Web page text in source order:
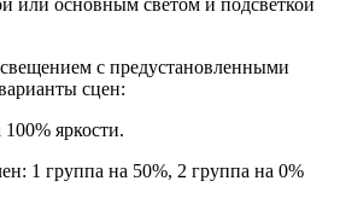
с предустановленными
сцен:
яркости.
1 группа на 50%, 2 группа на 0%